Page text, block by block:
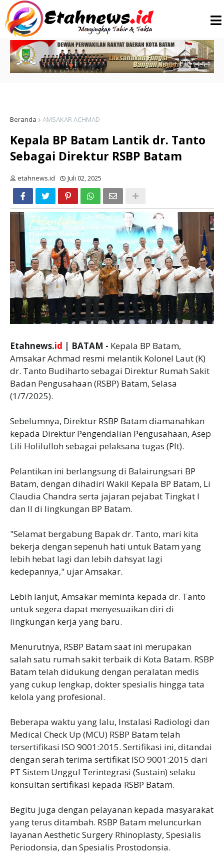
Beranda AMSAKAR ACHMAD
Kepala BP Batam Lantik dr. Tanto
Sebagai Direktur RSBP Batam
etahnews.id Juli 02, 2025
Etahnews.id | BATAM - Kepala BP Batam,
Amsakar Achmad resmi melantik Kolonel Laut (K)
dr. Tanto Budiharto sebagai Direktur Rumah Sakit
Badan Pengusahaan (RSBP) Batam, Selasa
(1/7/2025).
Sebelumnya, Direktur RSBP Batam diamanahkan
kepada Direktur Pengendalian Pengusahaan, Asep
Lili Holilulloh sebagai pelaksana tugas (Plt).
Pelantikan ini berlangsung di Balairungsari BP
Batam, dengan dihadiri Wakil Kepala BP Batam, Li
Claudia Chandra serta jajaran pejabat Tingkat I
dan II di lingkungan BP Batam.
"Selamat bergabung Bapak dr. Tanto, mari kita
bekerja dengan sepenuh hati untuk Batam yang
lebih hebat lagi dan lebih dahsyat lagi
kedepannya," ujar Amsakar.
Lebih lanjut, Amsakar meminta kepada dr. Tanto
untuk segera dapat menyesuaikan diri di
lingkungan kerja yang baru.
Menurutnya, RSBP Batam saat ini merupakan
salah satu rumah sakit terbaik di Kota Batam. RSBP
Batam telah didukung dengan peralatan medis
yang cukup lengkap, dokter spesialis hingga tata
kelola yang profesional.
Beberapa waktu yang lalu, Instalasi Radiologi dan
Medical Check Up (MCU) RSBP Batam telah
tersertifikasi ISO 9001:2015. Sertifikasi ini, ditandai
dengan serah terima sertifikat ISO 9001:2015 dari
PT Sistem Unggul Terintegrasi (Sustain) selaku
konsultan sertifikasi kepada RSBP Batam.
Begitu juga dengan pelayanan kepada masyarakat
yang terus ditambah. RSBP Batam meluncurkan
layanan Aesthetic Surgery Rhinoplasty, Spesialis
Periodonsia, dan Spesialis Prostodonsia.